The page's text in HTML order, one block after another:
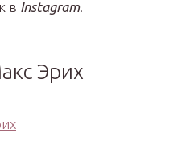
в Instagram.
Эрих